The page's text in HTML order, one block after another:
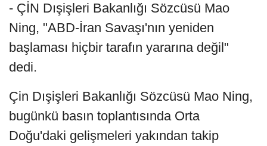
- ÇİN Dışişleri Bakanlığı Sözcüsü Mao
Ning, "ABD-İran Savaşı'nın yeniden
başlaması hiçbir tarafın yararına değil"
dedi.
Çin Dışişleri Bakanlığı Sözcüsü Mao Ning,
bugünkü basın toplantısında Orta
Doğu'daki gelişmeleri yakından takip